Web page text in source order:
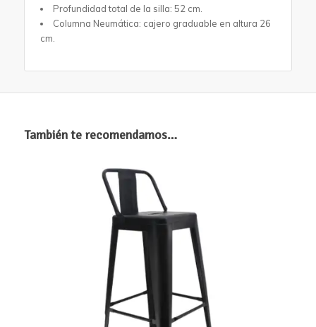
Profundidad total de la silla: 52 cm.
Columna Neumática: cajero graduable en altura 26
cm.
También te recomendamos…